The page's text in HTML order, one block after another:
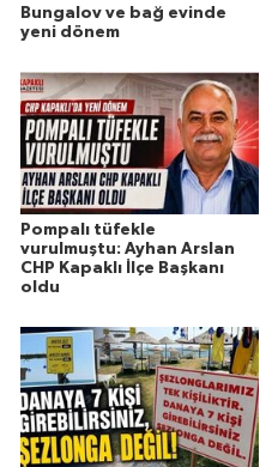
Bungalov ve bağ evinde
yeni dönem
Pompalı tüfekle
vurulmuştu: Ayhan Arslan
CHP Kapaklı İlçe Başkanı
oldu